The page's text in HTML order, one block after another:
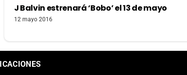
J Balvin estrenará ‘Bobo’ el 13 de mayo
12 mayo 2016